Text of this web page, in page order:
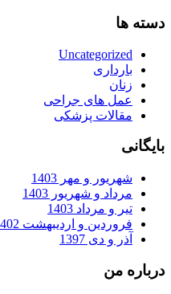
دسته ها
Uncategorized
بارداری
زنان
عمل های جراحی
مقالات پزشکی
بایگانی
شهریور و مهر 1403
مرداد و شهریور 1403
تیر و مرداد 1403
فروردین و اردیبهشت 1402
آذر و دی 1397
درباره من